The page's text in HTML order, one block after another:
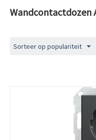
Wandcontactdozen
Sorteer op populariteit